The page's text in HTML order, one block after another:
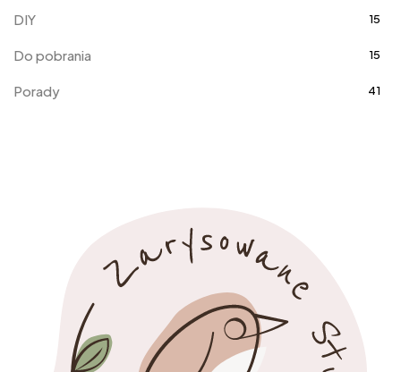
DIY 15
Do pobrania 15
Porady 41